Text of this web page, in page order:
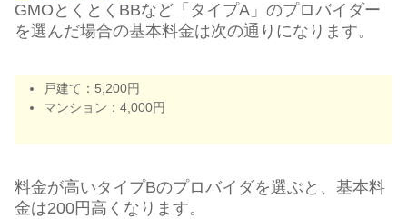
GMOとくとくBBなど「タイプA」のプロバイダー
を選んだ場合の基本料金は次の通りになります。
戸建て：5,200円
マンション：4,000円
料金が高いタイプBのプロバイダを選ぶと、基本料
金は200円高くなります。